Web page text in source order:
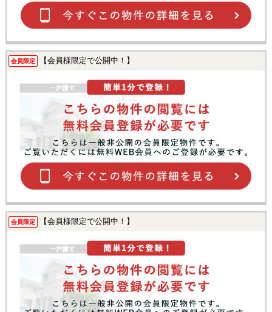
会員限定 【会員様限定で公開中！】
会員限定 【会員様限定で公開中！】